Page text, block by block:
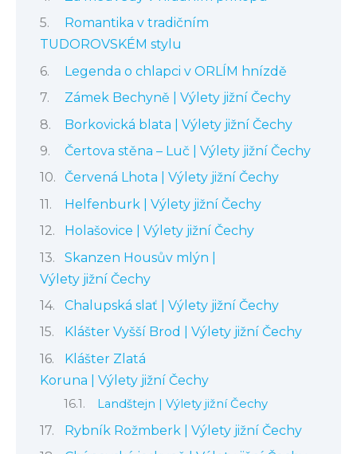
Romantika v tradičním
TUDOROVSKÉM stylu
Legenda o chlapci v ORLÍM hnízdě
Zámek Bechyně | Výlety jižní Čechy
Borkovická blata | Výlety jižní Čechy
Čertova stěna – Luč | Výlety jižní Čechy
Červená Lhota | Výlety jižní Čechy
Helfenburk | Výlety jižní Čechy
Holašovice | Výlety jižní Čechy
Skanzen Housův mlýn |
Výlety jižní Čechy
Chalupská slať | Výlety jižní Čechy
Klášter Vyšší Brod | Výlety jižní Čechy
Klášter Zlatá
Koruna | Výlety jižní Čechy
Landštejn | Výlety jižní Čechy
Rybník Rožmberk | Výlety jižní Čechy